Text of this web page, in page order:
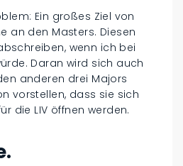
Ein großes Ziel von
an den Masters. Diesen
wenn ich bei
Daran wird sich auch
anderen drei Majors
vorstellen, dass sie sich
die LIV öffnen werden.